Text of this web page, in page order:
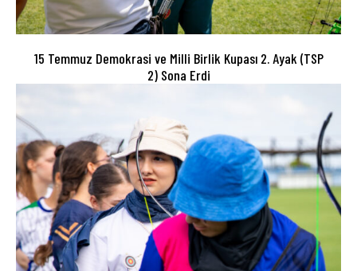
15 Temmuz Demokrasi ve Milli Birlik Kupası 2. Ayak (TSP
2) Sona Erdi